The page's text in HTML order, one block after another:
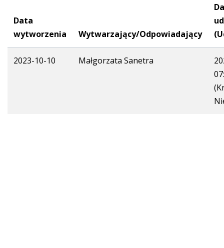
Data
wytworzenia
Wytwarzający/Odpowiadający
2023-10-10 Małgorzata Sanetra